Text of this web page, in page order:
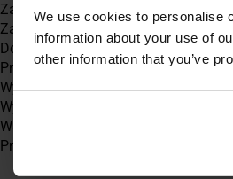
We use cookies to personalise
information about your use of
other information that you’ve
Zasilanie: 1 x bateria AAA 1,5 V
Zakres pomiaru: 0,00 - 3,00 ‰
Dokładność prezentowanego
Precyzja pomiaru: +/- 0,06 ‰ BAC
Wymaga ustnika: tak
Wymiary: 55 x 105 x 23 mm
Waga: 76 g z baterią
Producent: